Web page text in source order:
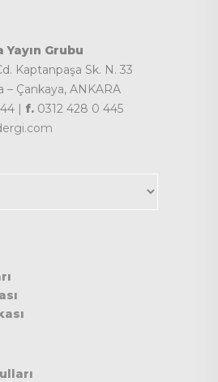
Yayın Grubu
Kaptanpaşa Sk. N. 33
– Çankaya, ANKARA
| f. 0312 428 0 445